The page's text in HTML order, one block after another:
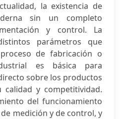
la existencia de
sin un completo
y control. La
parámetros que
de fabricación o
es básica para
sobre los productos
y competitividad.
del funcionamiento
medición y de control, y